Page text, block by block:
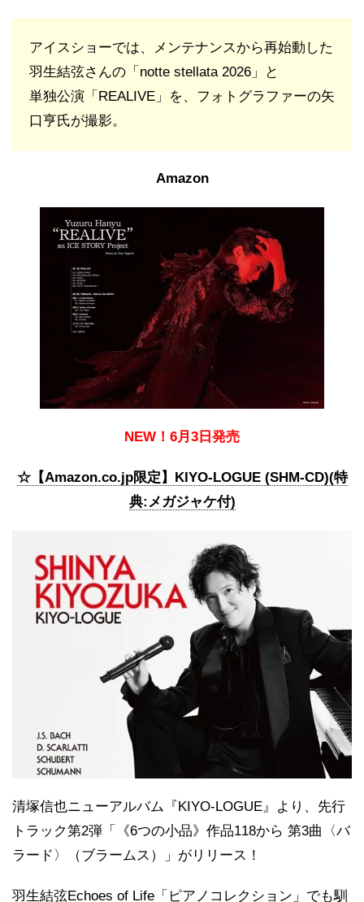
アイスショーでは、メンテナンスから再始動した
羽生結弦さんの「notte stellata 2026」と
単独公演「REALIVE」を、フォトグラファーの矢
口亨氏が撮影。
Amazon
NEW！6月3日発売
☆【Amazon.co.jp限定】KIYO-LOGUE (SHM-CD)(特
典:メガジャケ付)
清塚信也ニューアルバム『KIYO-LOGUE』より、先行
トラック第2弾「《6つの小品》作品118から 第3曲〈バ
ラード〉（ブラームス）」がリリース！
羽生結弦Echoes of Life「ピアノコレクション」でも馴